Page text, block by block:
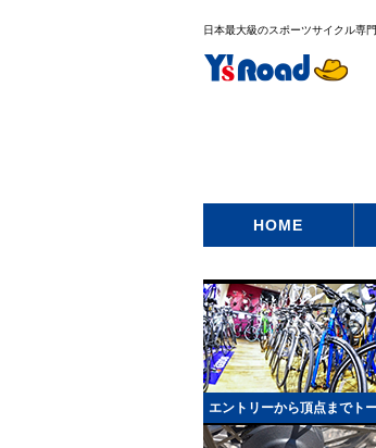
日本最大級のスポーツサイクル専
HOME
エントリーから頂点までト